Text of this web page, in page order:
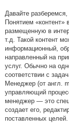
Давайте
Понятием
размещенную в
т.д. Такой контент
информационный,
направленный на
услуг. Обычно на
соответствии с
Менеджер (от англ.
управляющий
менеджер — это
создает его,
поставленных целей.